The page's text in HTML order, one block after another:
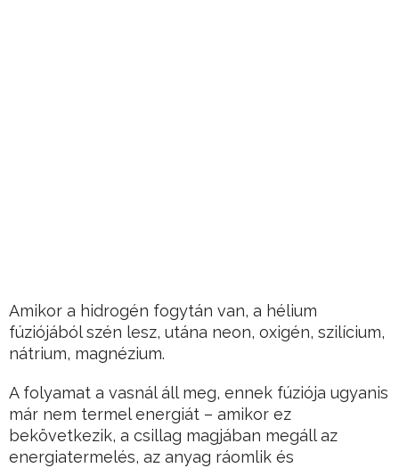
Amikor a hidrogén fogytán van, a hélium
fúziójából szén lesz, utána neon, oxigén, szilícium,
nátrium, magnézium.
A folyamat a vasnál áll meg, ennek fúziója ugyanis
már nem termel energiát – amikor ez
bekövetkezik, a csillag magjában megáll az
energiatermelés, az anyag ráomlik és